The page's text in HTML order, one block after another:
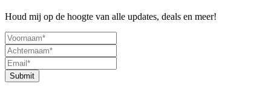
Houd mij op de hoogte van alle updates, deals en meer!
Submit